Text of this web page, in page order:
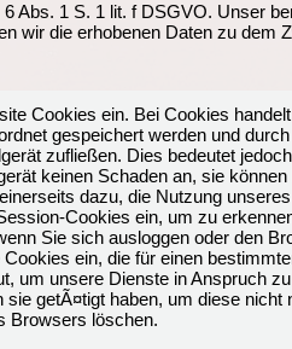
Abs. 1 S. 1 lit. f DSGVO. Unser
wir die erhobenen Daten zu dem
Cookies ein. Bei Cookies
gespeichert werden und
zufließen. Dies bedeutet
keinen Schaden an, sie
dazu, die Nutzung
Cookies ein, um zu
Sie sich ausloggen oder den
ein, die für einen
um unsere Dienste in Anspruch
getÃ¤tigt haben, um diese
Browsers löschen.